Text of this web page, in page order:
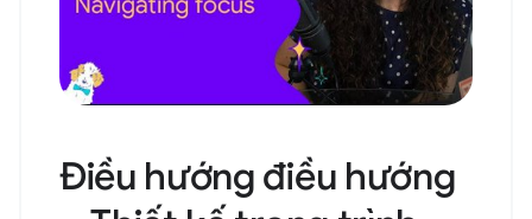
Điều hướng điều hướng